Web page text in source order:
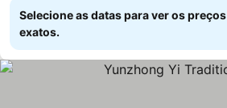
Selecione as datas para ver os preços
exatos.